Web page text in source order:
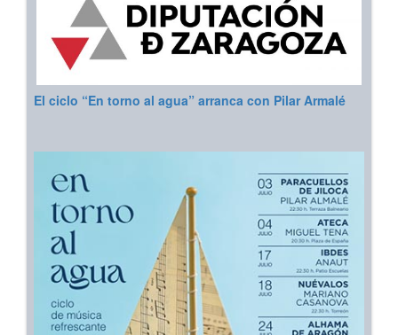
El ciclo “En torno al agua” arranca con Pilar Armalé